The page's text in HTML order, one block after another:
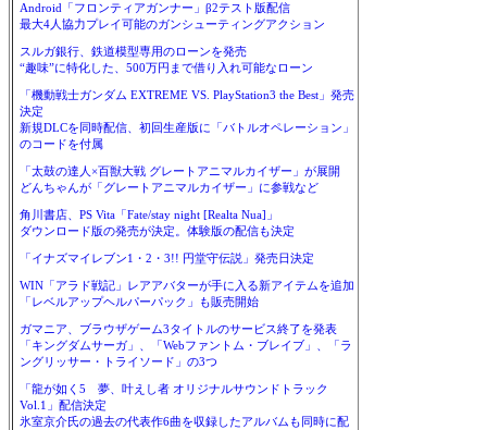
Android「フロンティアガンナー」β2テスト版配信
最大4人協力プレイ可能のガンシューティングアクション
スルガ銀行、鉄道模型専用のローンを発売
“趣味”に特化した、500万円まで借り入れ可能なローン
「機動戦士ガンダム EXTREME VS. PlayStation3 the Best」発売
決定
新規DLCを同時配信、初回生産版に「バトルオペレーション」
のコードを付属
「太鼓の達人×百獣大戦 グレートアニマルカイザー」が展開
どんちゃんが「グレートアニマルカイザー」に参戦など
角川書店、PS Vita「Fate/stay night [Realta Nua]」
ダウンロード版の発売が決定。体験版の配信も決定
「イナズマイレブン1・2・3!! 円堂守伝説」発売日決定
WIN「アラド戦記」レアアバターが手に入る新アイテムを追加
「レベルアップヘルパーパック」も販売開始
ガマニア、ブラウザゲーム3タイトルのサービス終了を発表
「キングダムサーガ」、「Webファントム・ブレイブ」、「ラ
ングリッサー・トライソード」の3つ
「龍が如く5 夢、叶えし者 オリジナルサウンドトラック
Vol.1」配信決定
氷室京介氏の過去の代表作6曲を収録したアルバムも同時に配